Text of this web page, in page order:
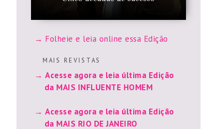
Folheie e leia online essa Edição
M A I S R E V I S T A S
Acesse agora e leia última Edição
da MAIS INFLUENTE HOMEM
Acesse agora e leia última Edição
da MAIS RIO DE JANEIRO